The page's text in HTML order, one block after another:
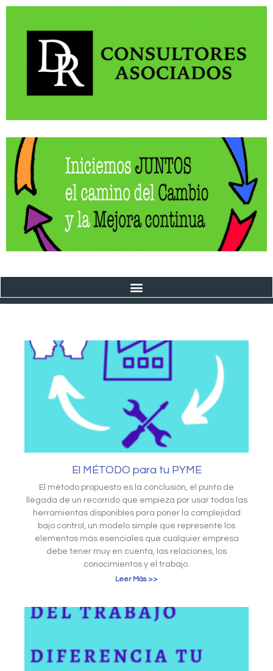
El MÉTODO para tu PYME
El método propuesto es la conclusión, el punto de
llegada de un recorrido que empieza por usar todas las
herramientas disponibles para poner la complejidad
bajo control, un modelo simple que represente los
elementos más esenciales que cualquier empresa
debe tener muy en cuenta, las relaciones, los
conocimientos y el trabajo.
Leer Más >>